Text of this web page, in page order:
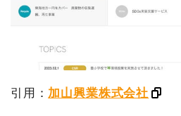
引用： 加山興業株式会社